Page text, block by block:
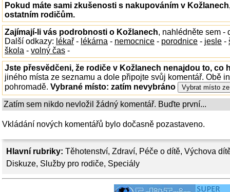
Hlavní rubriky: Těhotenství, Zdraví, Péče o dítě, Výchova
Diskuze, Služby pro rodiče, Speciály
Pokud máte sami zkušenosti s nakupováním v
ostatním rodičům.
Zajímají-li vás podrobnosti o Kožlanech, nahlédněte sem -
Další odkazy: lékař - lékárna - nemocnice - porodnice - jesle -
škola - volný čas -
Jste přesvědčeni, že rodiče v Kožlanech nenajdou to, co
jiného místa ze seznamu a dole připojte svůj komentář. Obě
pohromadě. Vybrané místo: zatím nevybráno
Zatím sem nikdo nevložil žádný komentář. Buďte první...
Vkládání nových komentářů bylo dočasně pozastaveno.